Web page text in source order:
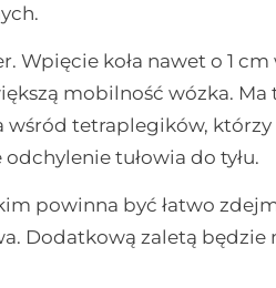
Wpięcie koła nawet o 1
mobilność wózka. Ma
wśród tetraplegików,
tułowia do tyłu.
powinna być łatwo
Dodatkową zaletą